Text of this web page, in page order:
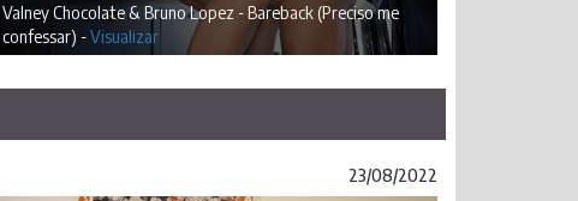
Valney Chocolate & Bruno Lopez - Bareback (Preciso me
confessar) -Visualizar
23/08/2022